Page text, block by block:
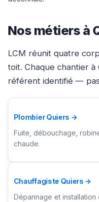
Nos métiers à
LCM réunit quatre
toit. Chaque chantier à
référent identifié —
Plombier Quiers →
Fuite, débouchage,
chaude.
Chauffagiste Quiers →
Dépannage et installation